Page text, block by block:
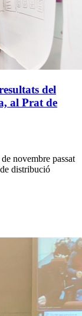
del
al Prat de
novembre passat
distribució